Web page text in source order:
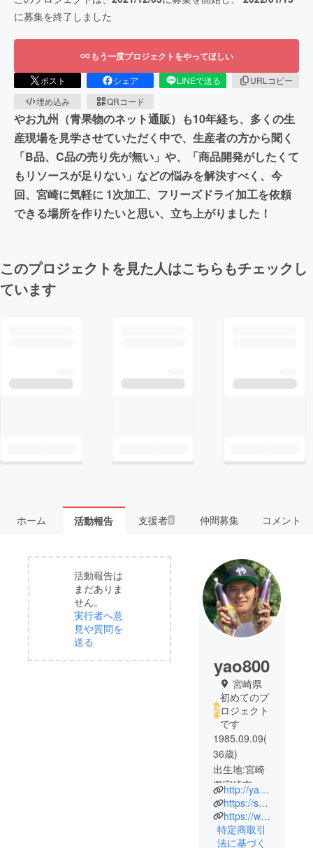
に募集を終了しました
もう一度プロジェクトをやってほしい
ポスト シェア LINEで送る
URLコピー
埋め込み
QRコード
やお九州（青果物のネット通販）も10年経ち、多くの生
産現場を見学させていただく中で、生産者の方から聞く
「B品、C品の売り先が無い」や、「商品開発がしたくて
もリソースが足りない」などの悩みを解決すべく、今
回、宮崎に気軽に 1次加工、フリーズドライ加工を依頼
できる場所を作りたいと思い、立ち上がりました！
このプロジェクトを見た人はこちらもチェックし
ています
ホーム 活動報告 支援者6 仲間募集 コメント
活動報告は
まだありま
せん。
実行者へ意
見や質問を
送る
yao800
宮崎県
初めてのプ
ロジェクト
です
1985.09.09(
36歳)
出生地:宮崎
県宮崎市現
住所:宮崎県
宮崎市
九州工業大
http://yao800.co.jp/
https://shopping.geocities.jp/yao800/
https://www.youtube.com/channel/UCmu61h76CMekrdveKClMMbw
特定商取引
法に基づく